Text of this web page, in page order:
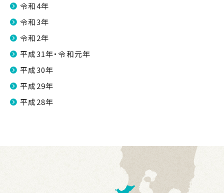
令和4年
令和3年
令和2年
平成31年・令和元年
平成30年
平成29年
平成28年